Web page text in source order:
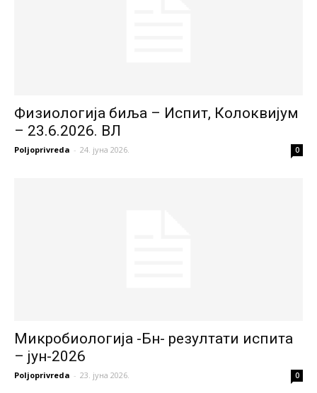
Физиологија биља – Испит, Колоквијум
– 23.6.2026. ВЛ
Poljoprivreda - 24. јуна 2026. 0
Микробиологија -Бн- резултати испита
– јун-2026
Poljoprivreda - 23. јуна 2026. 0